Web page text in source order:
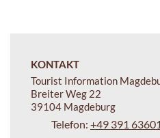
KONTAKT
Tourist Information
Breiter Weg 22
39104 Magdeburg
Telefon: +49 391